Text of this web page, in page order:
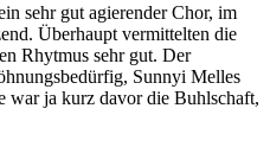
sehr gut agierender Chor, im
Überhaupt vermittelten die
Rhytmus sehr gut. Der
Sunnyi Melles
war ja kurz davor die Buhlschaft,